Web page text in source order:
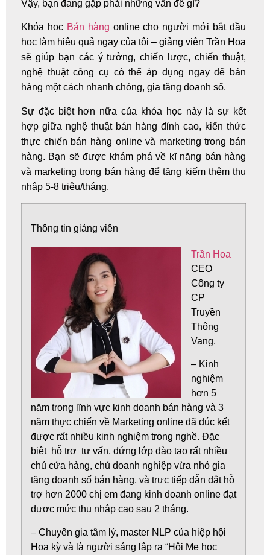
Vậy, bạn đang gặp phải những vấn đề gì?
Khóa học Bán hàng online cho người mới bắt đầu
học làm hiệu quả ngay của tôi – giảng viên Trần Hoa
sẽ giúp bạn các ý tưởng, chiến lược, chiến thuật,
nghệ thuật công cụ có thể áp dụng ngay để bán
hàng một cách nhanh chóng, gia tăng doanh số.
Sự đặc biệt hơn nữa của khóa học này là sự kết
hợp giữa nghệ thuật bán hàng đỉnh cao, kiến thức
thực chiến bán hàng online và marketing trong bán
hàng. Bạn sẽ được khám phá về kĩ năng bán hàng
và marketing trong bán hàng để tăng kiếm thêm thu
nhập 5-8 triệu/tháng.
Thông tin giảng viên
Trần Hoa
CEO
Công ty
CP
Truyền
Thông
Vang.
– Kinh
nghiệm
hơn 5
năm trong lĩnh vực kinh doanh bán hàng và 3
năm thực chiến về Marketing online đã đúc kết
được rất nhiều kinh nghiệm trong nghề. Đặc
biệt hỗ trợ tư vấn, đứng lớp đào tạo rất nhiều
chủ cửa hàng, chủ doanh nghiệp vừa nhỏ gia
tăng doanh số bán hàng, và trực tiếp dẫn dắt hỗ
trợ hơn 2000 chị em đang kinh doanh online đạt
được mức thu nhập cao sau 2 tháng.
– Chuyên gia tâm lý, master NLP của hiệp hội
Hoa kỳ và là người sáng lập ra “Hội Mẹ học